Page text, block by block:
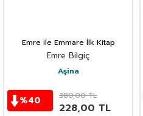
Emre ile Emmare İlk Kitap
Emre Bilgiç
Aşina
%40 380,00TL
228,00 TL